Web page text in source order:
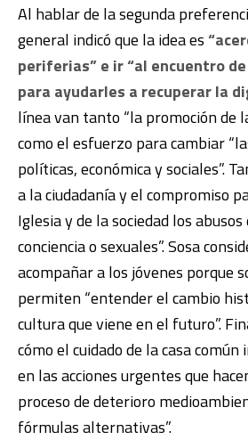
Al hablar de la segunda
general indicó que la idea es
periferias” e ir “al encuentro
para ayudarles a recuperar la
línea van tanto “la promoción de
como el esfuerzo para cambiar
políticas, económica y sociales”.
a la ciudadanía y el compromiso
Iglesia y de la sociedad los abusos
conciencia o sexuales”. Sosa
acompañar a los jóvenes porque
permiten “entender el cambio
cultura que viene en el futuro”.
cómo el cuidado de la casa
en las acciones urgentes que
proceso de deterioro
fórmulas alternativas”.